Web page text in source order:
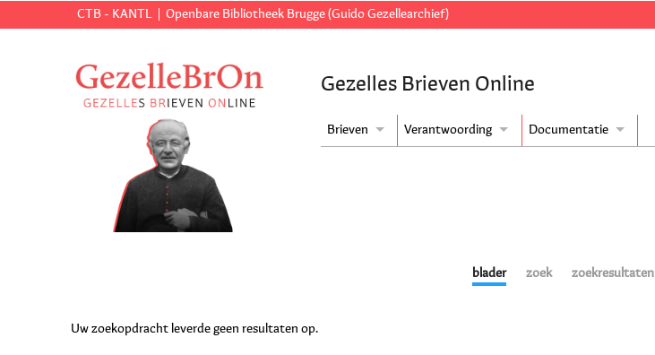
CTB - KANTL Openbare Bibliotheek Brugge (Guido Gezellearchief)
Gezelles Brieven Online
Brieven Verantwoording Documentatie
blader zoek zoekresultaten
Uw zoekopdracht leverde geen resultaten op.